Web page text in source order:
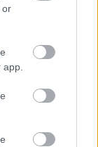
or